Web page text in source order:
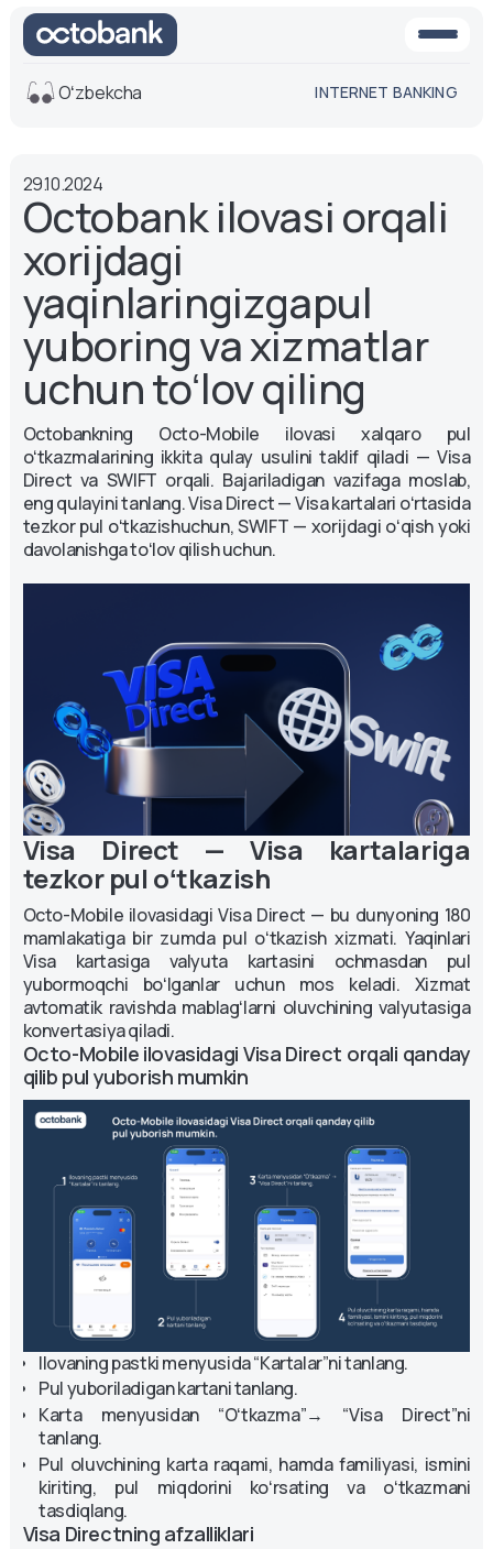
O'rta
versiya
versiya
Ovoz
Matn o'lchami
Aa -
Aa
Aa +
Oʻzbekcha INTERNET BANKING
29.10.2024
Octobank ilovasi orqali
xorijdagi
yaqinlaringizgapul
yuboring va xizmatlar
uchun toʻlov qiling
Octobankning Octo-Mobile ilovasi xalqaro pul
oʻtkazmalarining ikkita qulay usulini taklif qiladi — Visa
Direct va SWIFT orqali. Bajariladigan vazifaga moslab,
eng qulayini tanlang. Visa Direct — Visa kartalari oʻrtasida
tezkor pul oʻtkazishuchun, SWIFT — xorijdagi oʻqish yoki
davolanishga toʻlov qilish uchun.
Visa Direct — Visa kartalariga
tezkor pul oʻtkazish
Octo-Mobile ilovasidagi Visa Direct — bu dunyoning 180
mamlakatiga bir zumda pul oʻtkazish xizmati. Yaqinlari
Visa kartasiga valyuta kartasini ochmasdan pul
yubormoqchi boʻlganlar uchun mos keladi. Xizmat
avtomatik ravishda mablagʻlarni oluvchining valyutasiga
konvertasiya qiladi.
Octo-Mobile ilovasidagi Visa Direct orqali qanday
qilib pul yuborish mumkin
Ilovaning pastki menyusida “Kartalar”ni tanlang.
Pul yuboriladigan kartani tanlang.
Karta menyusidan “Oʻtkazma”→ “Visa Direct”ni
tanlang.
Pul oluvchining karta raqami, hamda familiyasi, ismini
kiriting, pul miqdorini koʻrsating va oʻtkazmani
tasdiqlang.
Visa Directning afzalliklari